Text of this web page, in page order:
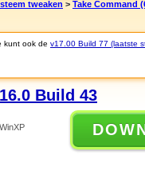
tweaken > Take Command
kunt ook de v17.00 Build 77 (laatste
Build 43